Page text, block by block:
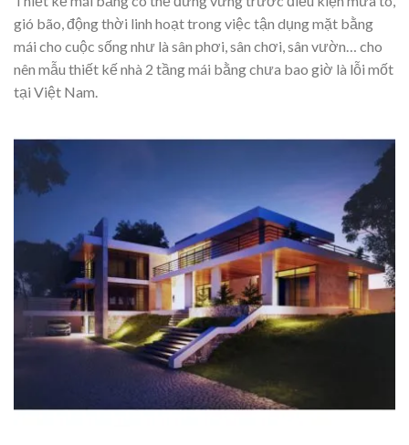
gió bão, động thời linh hoạt trong việc tận dụng mặt bằng
mái cho cuộc sống như là sân phơi, sân chơi, sân vườn… cho
nên mẫu thiết kế nhà 2 tầng mái bằng chưa bao giờ là lỗi mốt
tại Việt Nam.